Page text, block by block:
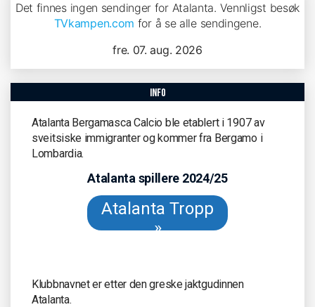
Det finnes ingen sendinger for Atalanta. Vennligst besøk
TVkampen.com for å se alle sendingene.
fre. 07. aug. 2026
info
Atalanta Bergamasca Calcio ble etablert i 1907 av
sveitsiske immigranter og kommer fra Bergamo i
Lombardia.
Atalanta spillere 2024/25
Atalanta Tropp
»
Klubbnavnet er etter den greske jaktgudinnen
Atalanta.